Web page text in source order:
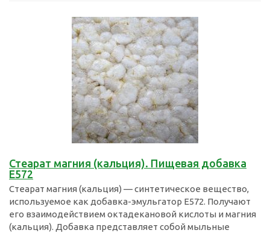
Стеарат магния (кальция). Пищевая добавка
Е572
Стеарат магния (кальция) — синтетическое вещество,
используемое как добавка-эмульгатор E572. Получают
его взаимодействием октадекановой кислоты и магния
(кальция). Добавка представляет собой мыльные